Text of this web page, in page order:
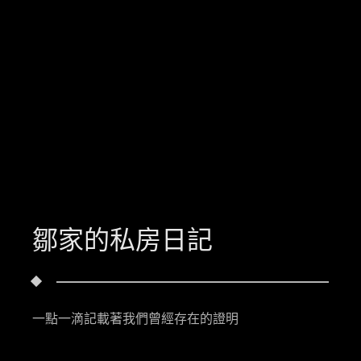
鄒家的私房日記
一點一滴記載著我們曾經存在的證明